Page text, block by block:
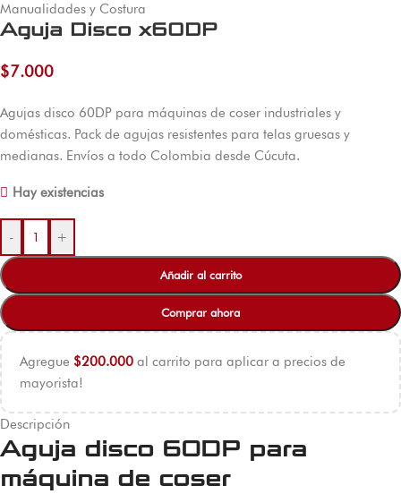
Manualidades y Costura
Aguja Disco x60DP
$7.000
Agujas disco 60DP para máquinas de coser industriales y
domésticas. Pack de agujas resistentes para telas gruesas y
medianas. Envíos a todo Colombia desde Cúcuta.
Hay existencias
- +
Añadir al carrito
Comprar ahora
Agregue $200.000 al carrito para aplicar a precios de
mayorista!
Descripción
Aguja disco 60DP para
máquina de coser